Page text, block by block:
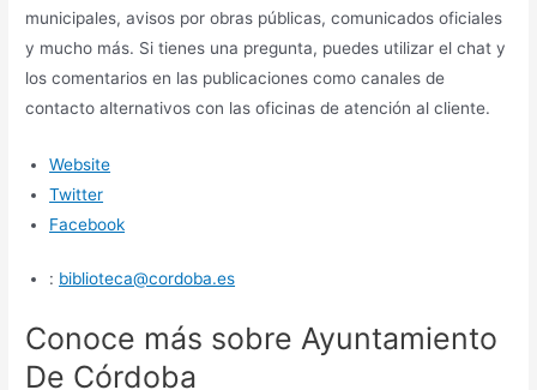
municipales, avisos por obras públicas, comunicados oficiales
y mucho más. Si tienes una pregunta, puedes utilizar el chat y
los comentarios en las publicaciones como canales de
contacto alternativos con las oficinas de atención al cliente.
Website
Twitter
Facebook
: biblioteca@cordoba.es
Conoce más sobre Ayuntamiento
De Córdoba